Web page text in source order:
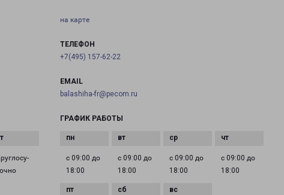
на карте
ТЕЛЕФОН
+7(495) 157-62-22
EMAIL
balashiha-fr@pecom.ru
ГРАФИК РАБОТЫ
с 09:00 до
18:00
с 09:00 до
18:00
с 09:00 до
18:00
с 09:00 до
18:00